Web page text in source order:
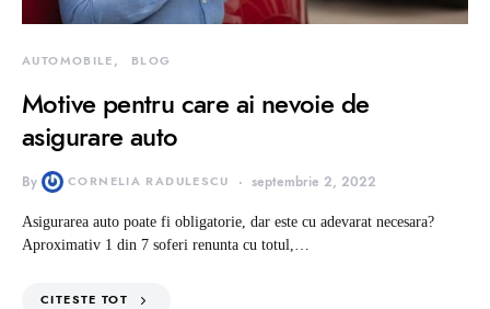
AUTOMOBILE BLOG
Motive pentru care ai nevoie de
asigurare auto
By CORNELIA RADULESCU septembrie 2, 2022
Asigurarea auto poate fi obligatorie, dar este cu adevarat necesara?
Aproximativ 1 din 7 soferi renunta cu totul,…
CITESTE TOT